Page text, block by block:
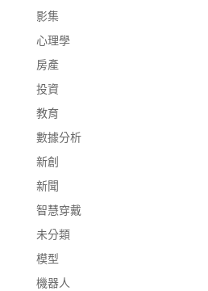
影集
心理學
房產
投資
教育
數據分析
新創
新聞
智慧穿戴
未分類
模型
機器人